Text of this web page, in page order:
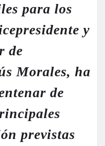
para los
y
de
Morales, ha
de
previstas